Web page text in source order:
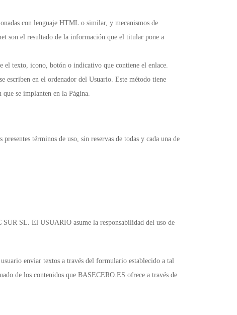
con lenguaje HTML o similar, y mecanismos de
son el resultado de la información que el titular pone a
el texto, icono, botón o indicativo que contiene el enlace.
escriben en el ordenador del Usuario. Este método tiene
se implanten en la Página.
términos de uso, sin reservas de todas y cada una de
SL. El USUARIO asume la responsabilidad del uso de
enviar textos a través del formulario establecido a tal
de los contenidos que BASECERO.ES ofrece a través de